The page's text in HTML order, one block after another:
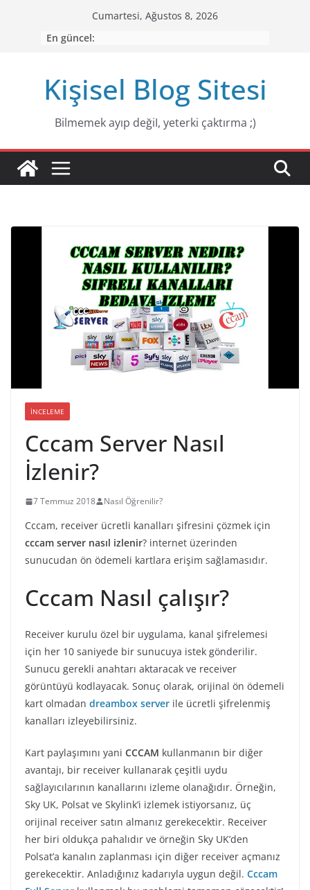
Cumartesi, Ağustos 8, 2026
En güncel:
Kişisel Blog Sitesi
Bilmemek ayıp değiI, yeterki çaktırma ;)
İNCELEME
Cccam Server Nasıl
İzlenir?
7 Temmuz 2018 Nasıl Öğrenilir?
Cccam, receiver ücretli kanalları şifresini çözmek için
cccam server nasıl izlenir? internet üzerinden
sunucudan ön ödemeli kartlara erişim sağlamasıdır.
Cccam Nasıl çalışır?
Receiver kurulu özel bir uygulama, kanal şifrelemesi
için her 10 saniyede bir sunucuya istek gönderilir.
Sunucu gerekli anahtarı aktaracak ve receiver
görüntüyü kodlayacak. Sonuç olarak, orijinal ön ödemeli
kart olmadan dreambox server ile ücretli şifrelenmiş
kanalları izleyebilirsiniz.
Kart paylaşımını yani CCCAM kullanmanın bir diğer
avantajı, bir receiver kullanarak çeşitli uydu
sağlayıcılarının kanallarını izleme olanağıdır. Örneğin,
Sky UK, Polsat ve Skylink’i izlemek istiyorsanız, üç
orijinal receiver satın almanız gerekecektir. Receiver
her biri oldukça pahalıdır ve örneğin Sky UK’den
Polsat’a kanalın zaplanması için diğer receiver açmanız
gerekecektir. Anladığınız kadarıyla uygun değil. Cccam